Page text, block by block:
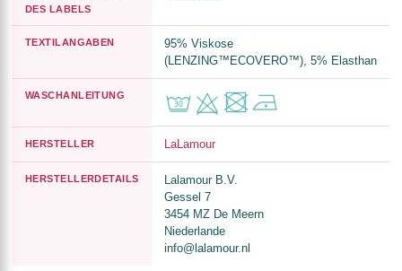
DES LABELS
TEXTILANGABEN
95% Viskose
(LENZING™ECOVERO™), 5% Elasthan
WASCHANLEITUNG
HERSTELLER LaLamour
HERSTELLERDETAILS
Lalamour B.V.
Gessel 7
3454 MZ De Meern
Niederlande
info@lalamour.nl